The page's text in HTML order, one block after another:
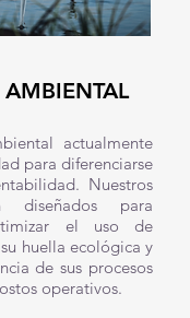
actualmente
para diferenciarse
Nuestros
diseñados para
el uso de
huella ecológica y
de sus procesos
operativos.